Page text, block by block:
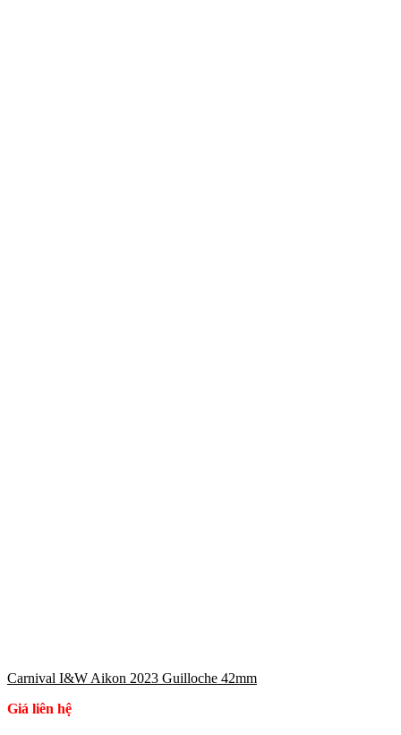
Carnival I&W Aikon 2023 Guilloche 42mm
Giá liên hệ